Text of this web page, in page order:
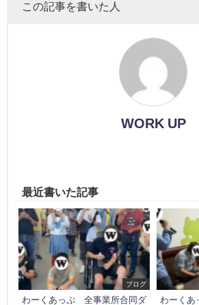
この記事を書いた人
WORK UP
最近書いた記事
ブログ
わーくあっぷ 全事業所合同ダ
わーく